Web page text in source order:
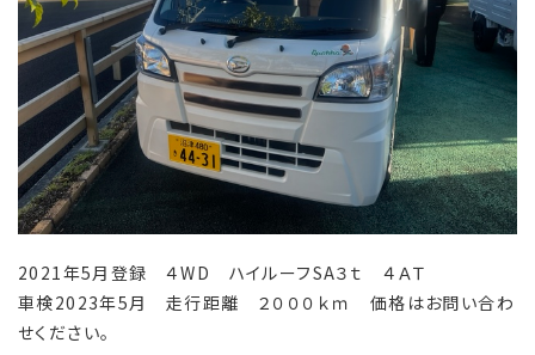
2021年5月登録 ４WD ハイルーフSA３ｔ ４ＡＴ
車検2023年5月 走行距離 ２０００ｋｍ 価格はお問い合わ
せください。